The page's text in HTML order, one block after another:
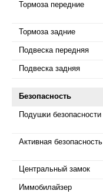
Тормоза передние
Тормоза задние
Подвеска передняя
Подвеска задняя
Безопасность
Подушки безопасности
Активная безопасность
Центральный замок
Иммобилайзер